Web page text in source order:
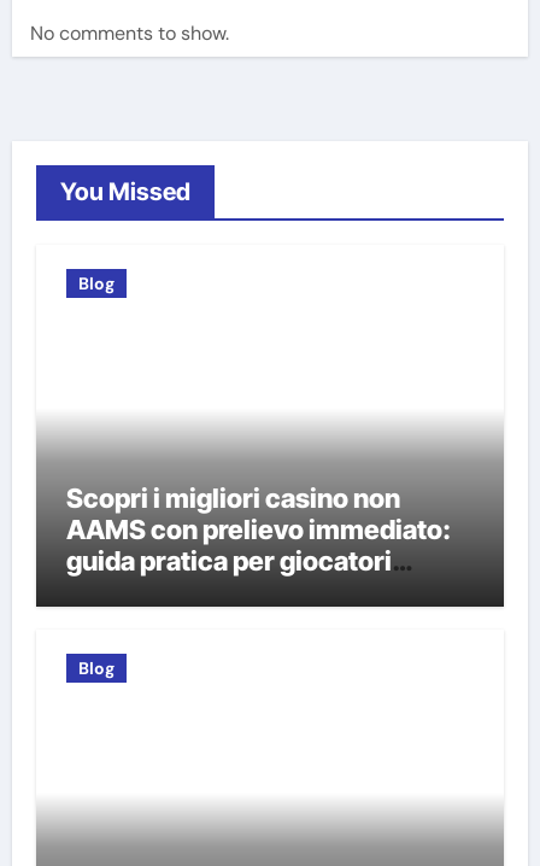
No comments to show.
You Missed
Blog
Scopri i migliori casino non
AAMS con prelievo immediato:
guida pratica per giocatori
Blog